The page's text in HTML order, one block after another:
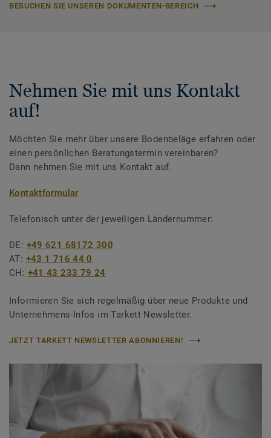
BESUCHEN SIE UNSEREN DOKUMENTEN-BEREICH
Nehmen Sie mit uns Kontakt
auf!
Möchten Sie mehr über unsere Bodenbeläge erfahren oder
einen persönlichen Beratungstermin vereinbaren?
Dann nehmen Sie mit uns Kontakt auf.
Kontaktformular
Telefonisch unter der jeweiligen Ländernummer:
DE: +49 621 68172 300
AT: +43 1 716 44 0
CH: +41 43 233 79 24
Informieren Sie sich regelmäßig über neue Produkte und
Unternehmens-Infos im Tarkett Newsletter.
JETZT TARKETT NEWSLETTER ABONNIEREN!